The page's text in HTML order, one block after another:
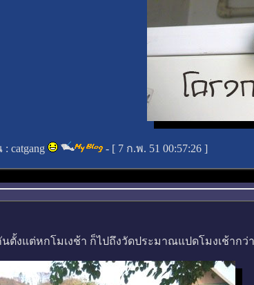
: catgang - [ 7 ก.พ. 51 00:57:26 ]
ตั้งแต่หกโมเงช้า ก็ไปถึงวัดประมาณแปดโมงเช้ากว่